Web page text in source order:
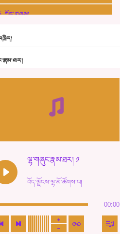
ཀོང་གཞས།
ཆོལ་གསུམ་བྲོ་གཞས། - སྒྲོན་གསལ།
13. ཆུང་འདྲིས། - ཟླ་སྒྲོན།
ཤམ་པ་ལ་ཡི་སྲས་མོ།
ལྷ་གཞུང་རྣམ་ཐར། ༡
བོད་ལྗོངས་ལྷ་མོ་ཚོགས་པ།
00:00